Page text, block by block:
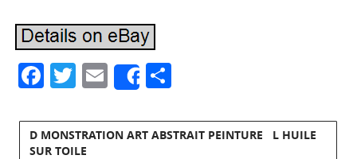
Facebook
Twitter
Email
Share
D MONSTRATION ART ABSTRAIT PEINTURE L HUILE
SUR TOILE